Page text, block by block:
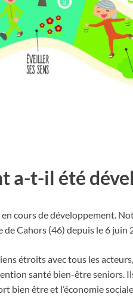
a-t-il été
cours de développement.
de Cahors (46) depuis le 6
étroits avec tous les
santé bien-être seniors.
bien être et l’économie